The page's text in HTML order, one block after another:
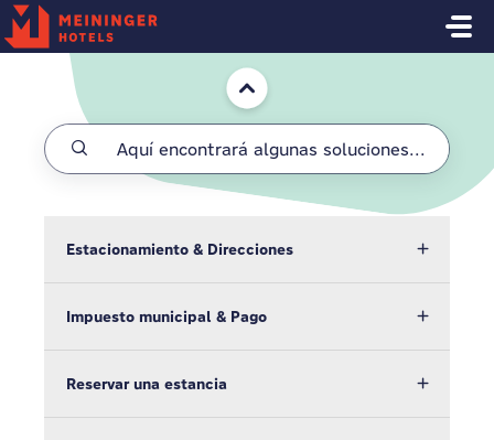
Saltar al contenido principal
Inicio
Estacionamiento & Direcciones
Impuesto municipal & Pago
Reservar una estancia